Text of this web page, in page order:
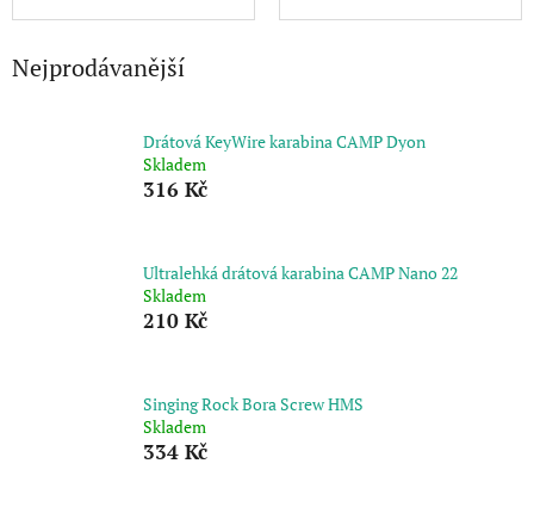
Nejprodávanější
Drátová KeyWire karabina CAMP Dyon
Skladem
316 Kč
Ultralehká drátová karabina CAMP Nano 22
Skladem
210 Kč
Singing Rock Bora Screw HMS
Skladem
334 Kč